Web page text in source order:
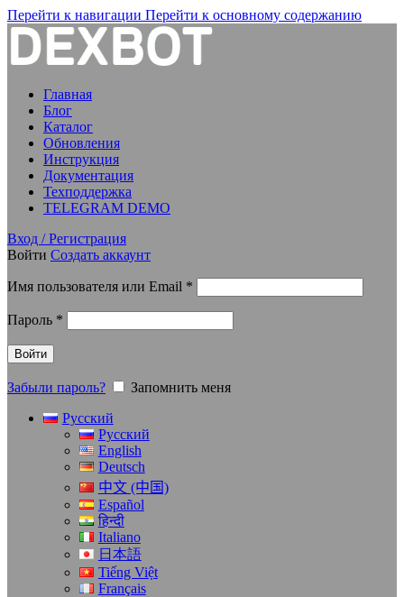
Перейти к навигации Перейти к основному содержанию
Главная
Блог
Каталог
Обновления
Инструкция
Документация
Техподдержка
TELEGRAM DEMO
Вход / Регистрация
Войти Создать аккаунт
Имя пользователя или Email *
Пароль *
Войти
Забыли пароль?
Запомнить меня
Русский
Русский
English
Deutsch
中文 (中国)
Español
हिन्दी
Italiano
日本語
Tiếng Việt
Français